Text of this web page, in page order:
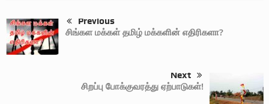
Previous
சிங்கள மக்கள் தமிழ் மக்களின் எதிரிகளா?
Next
சிறப்பு போக்குவரத்து ஏற்பாடுகள்!